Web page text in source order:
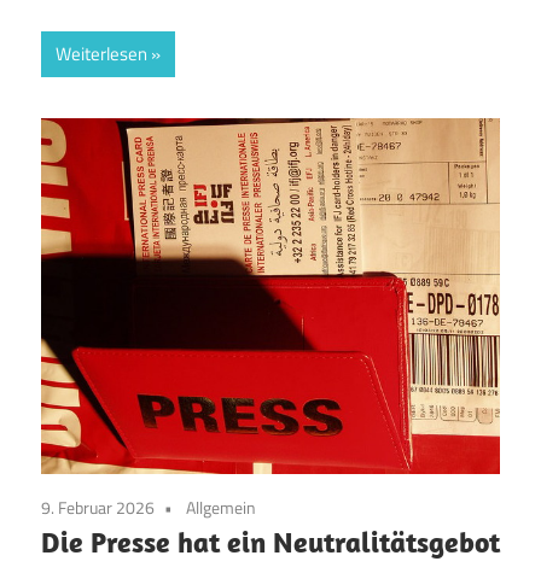
Weiterlesen
9. Februar 2026 Allgemein
Die Presse hat ein Neutralitätsgebot